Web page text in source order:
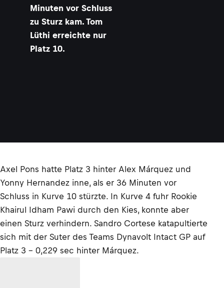
Minuten vor Schluss
zu Sturz kam. Tom
Lüthi erreichte nur
Platz 10.
Axel Pons hatte Platz 3 hinter Alex Márquez und
Yonny Hernandez inne, als er 36 Minuten vor
Schluss in Kurve 10 stürzte. In Kurve 4 fuhr Rookie
Khairul Idham Pawi durch den Kies, konnte aber
einen Sturz verhindern. Sandro Cortese katapultierte
sich mit der Suter des Teams Dynavolt Intact GP auf
Platz 3 – 0,229 sec hinter Márquez.